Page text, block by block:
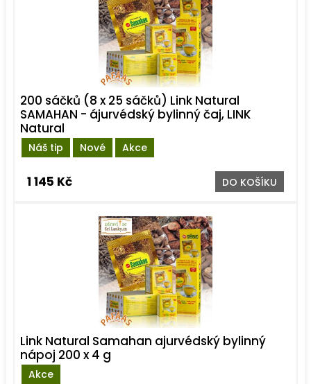
Náš tip Nové Akce
200 sáčků (8 x 25 sáčků) Link Natural
SAMAHAN - ájurvédský bylinný čaj, LINK
Natural
1 145 Kč DO KOŠÍKU
Akce
Link Natural Samahan ajurvédský bylinný
nápoj 200 x 4 g